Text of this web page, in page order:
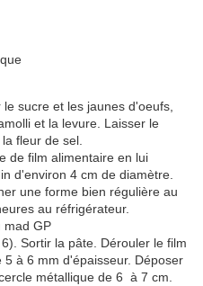
sucre et les jaunes d'oeufs,
et la levure. Laisser le
fleur de sel.
de film alimentaire en lui
d'environ 4 cm de diamètre.
une forme bien régulière au
au réfrigérateur.
Sortir la pâte. Dérouler le film
à 6 mm d'épaisseur. Déposer
métallique de 6 à 7 cm.